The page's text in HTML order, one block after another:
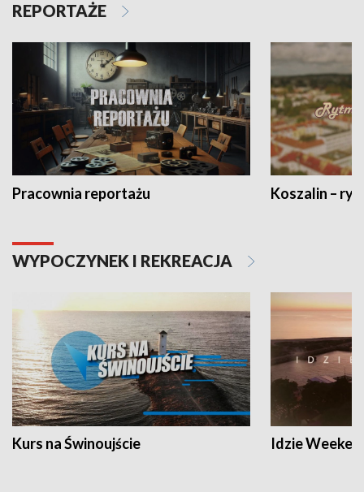
REPORTAŻE
Pracownia reportażu Koszalin –
WYPOCZYNEK I REKREACJA
Kurs na Świnoujście Idzie